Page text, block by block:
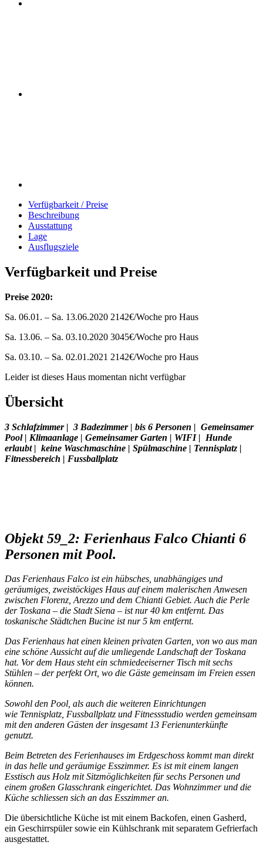
Verfügbarkeit / Preise
Beschreibung
Ausstattung
Lage
Ausflugsziele
Verfügbarkeit und Preise
Preise 2020:
Sa. 06.01. – Sa. 13.06.2020 2142€/Woche pro Haus
Sa. 13.06. – Sa. 03.10.2020 3045€/Woche pro Haus
Sa. 03.10. – Sa. 02.01.2021 2142€/Woche pro Haus
Leider ist dieses Haus momentan nicht verfügbar
Übersicht
3 Schlafzimmer| 3 Badezimmer| bis 6 Personen | Gemeinsamer
Pool | Klimaanlage | Gemeinsamer Garten | WIFI | Hunde
erlaubt | keine Waschmaschine | Spülmaschine | Tennisplatz |
Fitnessbereich | Fussballplatz
Objekt 59_2: Ferienhaus Falco Chianti 6
Personen mit Pool.
Das Ferienhaus Falco ist ein hübsches, unabhängiges und
geräumiges, zweistöckiges Haus auf einem malerischen Anwesen
zwischen Florenz, Arezzo und dem Chianti Gebiet. Auch die Perle
der Toskana – die Stadt Siena – ist nur 40 km entfernt. Das
toskanische Städtchen Bucine ist nur 5 km entfernt.
Das Ferienhaus hat einen kleinen privaten Garten, von wo aus man
eine schöne Aussicht auf die umliegende Landschaft der Toskana
hat. Vor dem Haus steht ein schmiedeeiserner Tisch mit sechs
Stühlen – der perfekt Ort, wo die Gäste gemeinsam im Freien essen
können.
Sowohl den Pool, als auch die weiteren Einrichtungen
wie Tennisplatz, Fussballplatz und Fitnessstudio werden gemeinsam
mit den anderen Gästen der insgesamt 13 Ferienunterkünfte
genutzt.
Beim Betreten des Ferienhauses im Erdgeschoss kommt man direkt
in das helle und geräumige Esszimmer. Es ist mit einem langen
Esstisch aus Holz mit Sitzmöglichkeiten für sechs Personen und
einem großen Glasschrank eingerichtet. Das Wohnzimmer und die
Küche schliessen sich an das Esszimmer an.
Die übersichtliche Küche ist mit einem Backofen, einen Gasherd,
ein Geschirrspüler sowie ein Kühlschrank mit separatem Gefrierfach
ausgestattet.